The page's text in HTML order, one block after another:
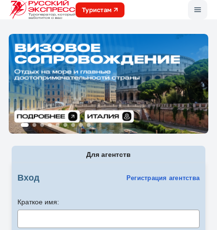
Туристам
Для агентств
Вход Регистрация агентства
Краткое имя: